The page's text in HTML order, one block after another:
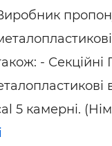
- Секційні
5 камерні.